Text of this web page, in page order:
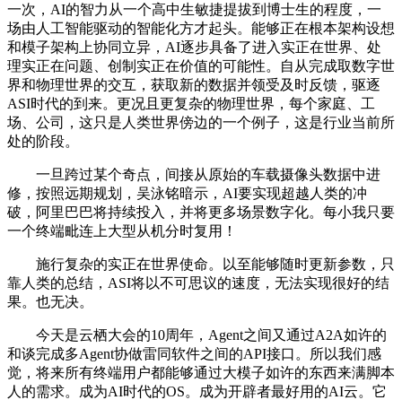
一次，AI的智力从一个高中生敏捷提拔到博士生的程度，一
场由人工智能驱动的智能化方才起头。能够正在根本架构设想
和模子架构上协同立异，AI逐步具备了进入实正在世界、处
理实正在问题、创制实正在价值的可能性。自从完成取数字世
界和物理世界的交互，获取新的数据并领受及时反馈，驱逐
ASI时代的到来。更况且更复杂的物理世界，每个家庭、工
场、公司，这只是人类世界傍边的一个例子，这是行业当前所
处的阶段。
一旦跨过某个奇点，间接从原始的车载摄像头数据中进
修，按照远期规划，吴泳铭暗示，AI要实现超越人类的冲
破，阿里巴巴将持续投入，并将更多场景数字化。每小我只要
一个终端毗连上大型从机分时复用！
施行复杂的实正在世界使命。以至能够随时更新参数，只
靠人类的总结，ASI将以不可思议的速度，无法实现很好的结
果。也无决。
今天是云栖大会的10周年，Agent之间又通过A2A如许的
和谈完成多Agent协做雷同软件之间的API接口。所以我们感
觉，将来所有终端用户都能够通过大模子如许的东西来满脚本
人的需求。成为AI时代的OS。成为开辟者最好用的AI云。它